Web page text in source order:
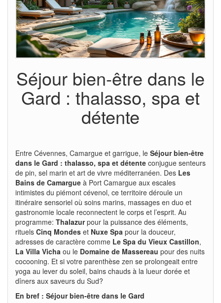
Séjour bien-être dans le
Gard : thalasso, spa et
détente
Entre Cévennes, Camargue et garrigue, le Séjour bien-être
dans le Gard : thalasso, spa et détente conjugue senteurs
de pin, sel marin et art de vivre méditerranéen. Des Les
Bains de Camargue à Port Camargue aux escales
intimistes du piémont cévenol, ce territoire déroule un
itinéraire sensoriel où soins marins, massages en duo et
gastronomie locale reconnectent le corps et l’esprit. Au
programme: Thalazurpour la puissance des éléments,
rituels Cinq Mondes et Nuxe Spa pour la douceur,
adresses de caractère comme Le Spa du Vieux Castillon,
La Villa Vicha ou le Domaine de Massereau pour des nuits
cocooning. Et si votre parenthèse zen se prolongeait entre
yoga au lever du soleil, bains chauds à la lueur dorée et
dîners aux saveurs du Sud?
En bref : Séjour bien-être dans le Gard